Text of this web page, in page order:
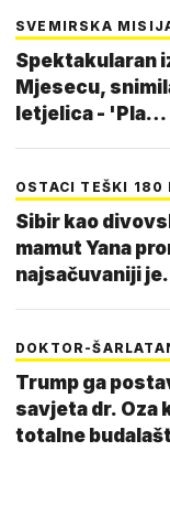
SVEMIRSKA
Spektakularan
Mjesecu,
letjelica - 'Pla…
OSTACI TEŠKI 180
Sibir kao
mamut Yana
najsačuvaniji
DOKTOR-
Trump ga
savjeta dr. Oza
totalne